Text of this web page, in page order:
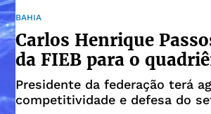
BAHIA
Carlos Henrique
da FIEB para o
Presidente da federação terá
competitividade e defesa do